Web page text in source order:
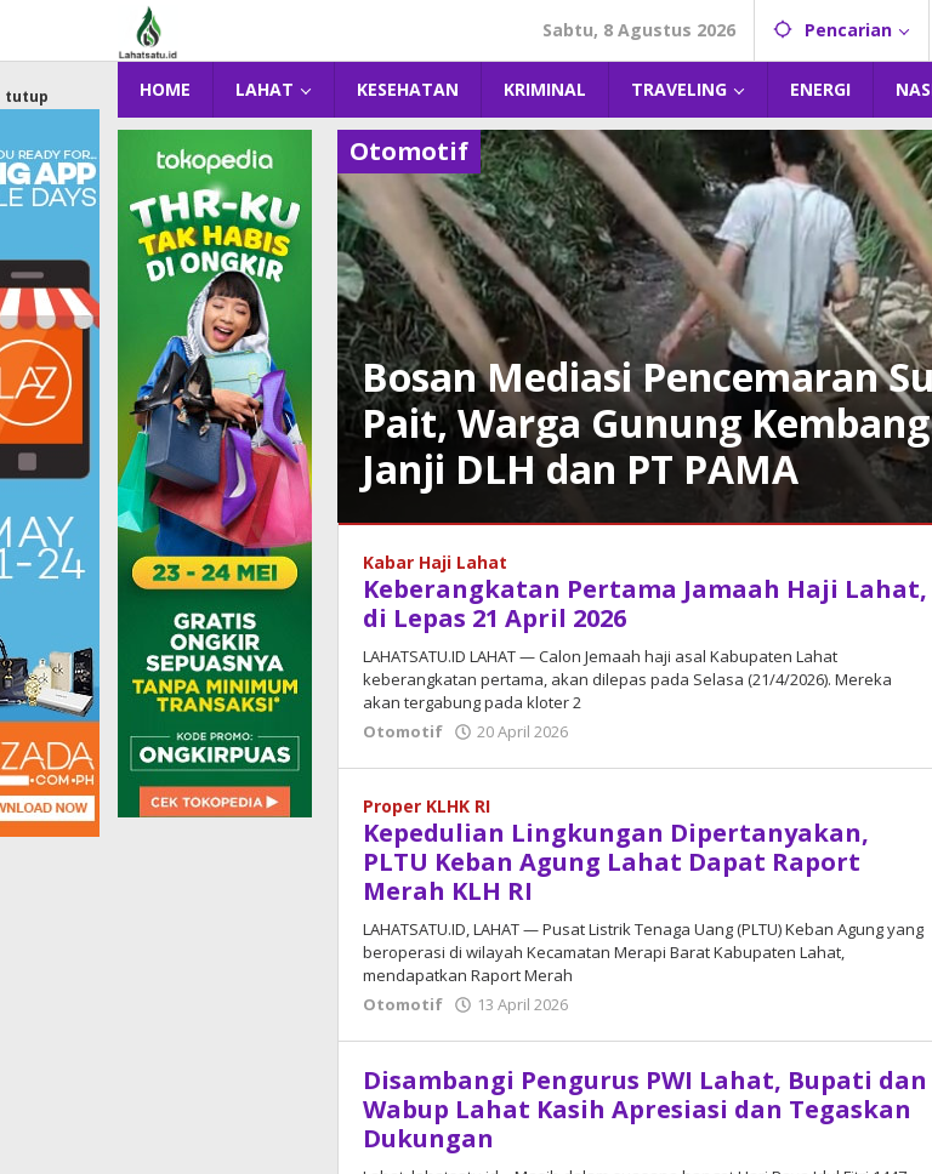
konten
Sabtu, 8 Agustus 2026 Pencarian
HOME LAHAT KESEHATAN KRIMINAL TRAVELING ENERGI
tutup
Bosan Mediasi Pencemaran
Pait, Warga Gunung
Janji DLH dan PT PAMA
2026
oleh
admin
Otomotif
Kabar Haji Lahat
Keberangkatan Pertama Jamaah Haji Lahat,
di Lepas 21 April 2026
LAHATSATU.ID LAHAT — Calon Jemaah haji asal Kabupaten Lahat
keberangkatan pertama, akan dilepas pada Selasa (21/4/2026). Mereka
akan tergabung pada kloter 2
Otomotif
20 April 2026
Proper KLHK RI
Kepedulian Lingkungan Dipertanyakan,
PLTU Keban Agung Lahat Dapat Raport
Merah KLH RI
LAHATSATU.ID, LAHAT — Pusat Listrik Tenaga Uang (PLTU) Keban Agung yang
beroperasi di wilayah Kecamatan Merapi Barat Kabupaten Lahat,
mendapatkan Raport Merah
Otomotif
13 April 2026
Disambangi Pengurus PWI Lahat, Bupati dan
Wabup Lahat Kasih Apresiasi dan Tegaskan
Dukungan